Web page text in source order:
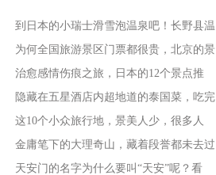
到日本的小瑞士滑雪泡温泉吧！长野县温
为何全国旅游景区门票都很贵，北京的景
治愈感情伤痕之旅，日本的12个景点推
隐藏在五星酒店内超地道的泰国菜，吃完
这10个小众旅行地，景美人少，很多人
金庸笔下的大理奇山，藏着段誉都未去过
天安门的名字为什么要叫“天安”呢？看